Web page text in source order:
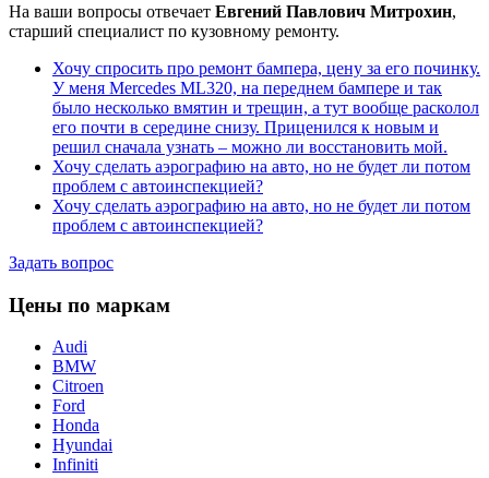
На ваши вопросы отвечает Евгений Павлович Митрохин,
старший специалист по кузовному ремонту.
Хочу спросить про ремонт бампера, цену за его починку.
У меня Mercedes ML320, на переднем бампере и так
было несколько вмятин и трещин, а тут вообще расколол
его почти в середине снизу. Приценился к новым и
решил сначала узнать – можно ли восстановить мой.
Хочу сделать аэрографию на авто, но не будет ли потом
проблем с автоинспекцией?
Хочу сделать аэрографию на авто, но не будет ли потом
проблем с автоинспекцией?
Задать вопрос
Цены по маркам
Audi
BMW
Citroen
Ford
Honda
Hyundai
Infiniti